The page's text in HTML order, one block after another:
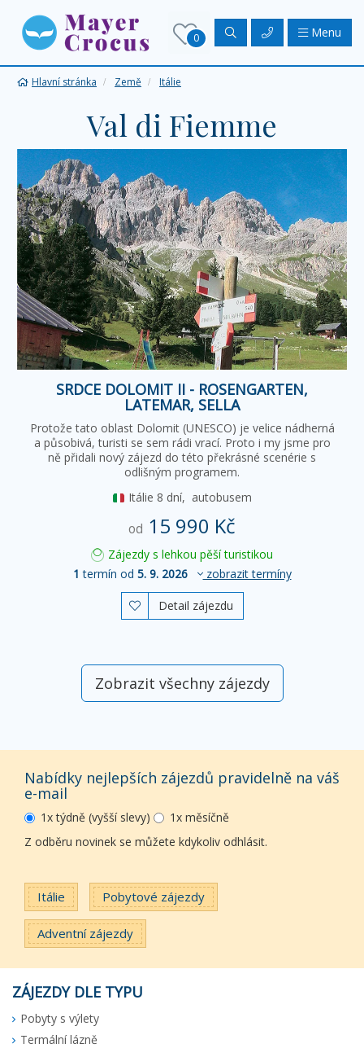
0 Menu
Hlavní stránka Země Itálie
Val di Fiemme
SRDCE DOLOMIT II - ROSENGARTEN,
LATEMAR, SELLA
Protože tato oblast Dolomit (UNESCO) je velice nádherná
a působivá, turisti se sem rádi vrací. Proto i my jsme pro
ně přidali nový zájezd do této překrásné scenérie s
odlišným programem.
Itálie 8 dní, autobusem
od 15 990 Kč
Zájezdy s lehkou pěší turistikou
1 termín od 5. 9. 2026 zobrazit termíny
 Detail zájezdu
Zobrazit všechny zájezdy
Nabídky nejlepších zájezdů pravidelně na váš
e-mail
1x týdně (vyšší slevy)
1x měsíčně
Z odběru novinek se můžete kdykoliv odhlásit.
Itálie Pobytové zájezdy
Adventní zájezdy
ZÁJEZDY DLE TYPU
Pobyty s výlety
Termální lázně